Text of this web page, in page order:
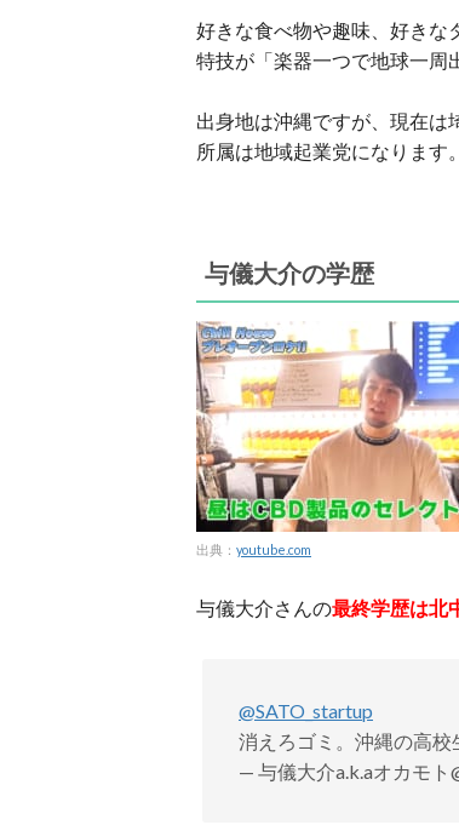
好きな食べ物や趣味、好きな
特技が「楽器一つで地球一周
出身地は沖縄ですが、現在は
所属は地域起業党になります
与儀大介の学歴
出典： youtube.com
与儀大介さんの最終学歴は北
@SATO_startup
消えろゴミ。沖縄の高
— 与儀大介a.k.aオカモト